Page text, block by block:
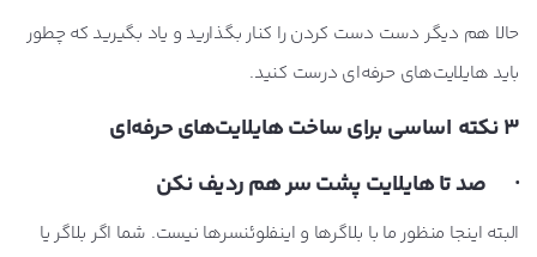
حالا هم دیگر دست دست کردن را کنار بگذارید و یاد بگیرید که چطور
باید هایلایت‌های حرفه‌ای درست کنید.
3 نکته اساسی برای ساخت هایلایت‌های حرفه‌ای
· صد تا هایلایت پشت سر هم ردیف نکن
البته اینجا منظور ما با بلاگرها و اینفلوئنسرها نیست. شما اگر بلاگر یا